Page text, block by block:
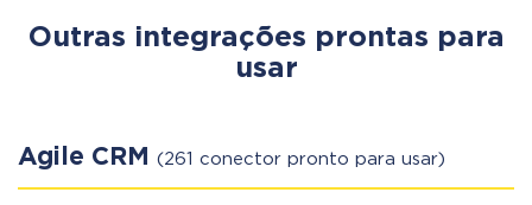
Outras integrações prontas para
usar
Agile CRM (261 conector pronto para usar)